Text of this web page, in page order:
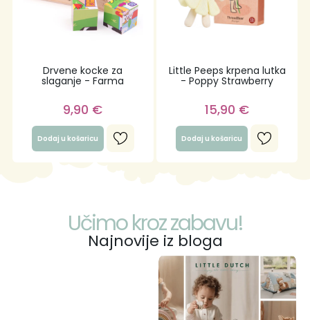
Drvene kocke za
slaganje - Farma
9,90 €
Dodaj u košaricu
Little Peeps krpena lutka
- Poppy Strawberry
15,90 €
Dodaj u košaricu
Učimo kroz zabavu!
Najnovije iz bloga